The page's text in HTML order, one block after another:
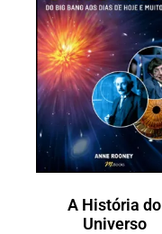
A História do
Universo